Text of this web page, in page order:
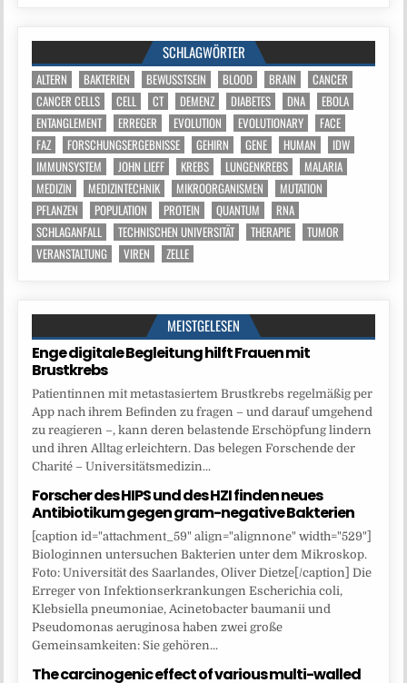
SCHLAGWÖRTER
ALTERN BAKTERIEN BEWUSSTSEIN BLOOD BRAIN
CANCER
CANCER CELLS
CELL CT DEMENZ DIABETES DNA
EBOLA
ENTANGLEMENT
ERREGER EVOLUTION EVOLUTIONARY
FACE
FAZ
FORSCHUNGSERGEBNISSE GEHIRN GENE HUMAN
IDW
IMMUNSYSTEM
JOHN LIEFF KREBS LUNGENKREBS
MALARIA
MEDIZIN
MEDIZINTECHNIK MIKROORGANISMEN
MUTATION
PFLANZEN
POPULATION PROTEIN QUANTUM
RNA
SCHLAGANFALL
TECHNISCHEN UNIVERSITÄT THERAPIE
TUMOR
VERANSTALTUNG
VIREN ZELLE
MEISTGELESEN
Enge digitale Begleitung hilft Frauen mit
Brustkrebs
Patientinnen mit metastasiertem Brustkrebs regelmäßig per
App nach ihrem Befinden zu fragen – und darauf umgehend
zu reagieren –, kann deren belastende Erschöpfung lindern
und ihren Alltag erleichtern. Das belegen Forschende der
Charité – Universitätsmedizin...
Forscher des HIPS und des HZI finden neues
Antibiotikum gegen gram-negative Bakterien
[caption id="attachment_59" align="alignnone" width="529"]
Biologinnen untersuchen Bakterien unter dem Mikroskop.
Foto: Universität des Saarlandes, Oliver Dietze[/caption] Die
Erreger von Infektionserkrankungen Escherichia coli,
Klebsiella pneumoniae, Acinetobacter baumanii und
Pseudomonas aeruginosa haben zwei große
Gemeinsamkeiten: Sie gehören...
The carcinogenic effect of various multi-walled